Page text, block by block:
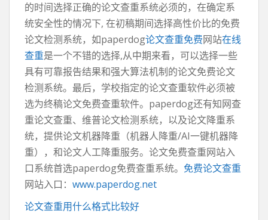
的时间选择正确的论文查重系统必须的，在确定系
统安全性的情况下, 在初稿期间选择高性价比的免费
论文检测系统，如paperdog论文查重免费网站在线
查重是一个不错的选择,从中期来看，可以选择一些
具有可靠报告结果和强大算法机制的论文免费论文
检测系统。最后，学校指定的论文查重软件必须被
选为终稿论文免费查重软件。paperdog还有知网查
重论文查重、维普论文检测系统，以及论文降重系
统，提供论文机器降重（机器人降重/AI一键机器降
重），和论文人工降重服务。论文免费查重网站入
口系统首选paperdog免费查重系统。 免费论文查重
网站入口： www.paperdog.net
论文查重用什么格式比较好